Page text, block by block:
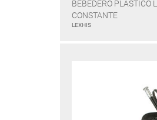
BEBEDERO PLASTICO
CONSTANTE
LEXHIS